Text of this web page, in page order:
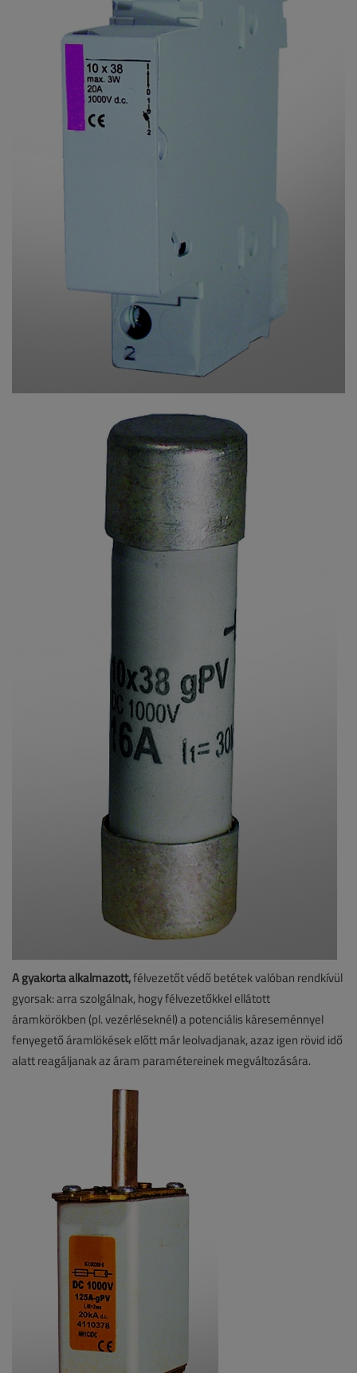
A gyakorta alkalmazott,félvezetőt védő betétek valóban rendkívül
gyorsak: arra szolgálnak, hogy félvezetőkkel ellátott
áramkörökben (pl. vezérléseknél) a potenciális káreseménnyel
fenyegető áramlökések előtt már leolvadjanak, azaz igen rövid idő
alatt reagáljanak az áram paramétereinek megváltozására.